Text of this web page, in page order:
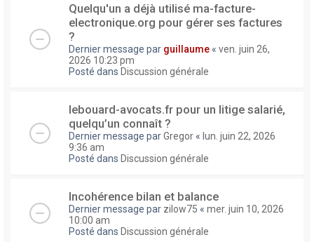
Quelqu'un a déjà utilisé ma-facture-
electronique.org pour gérer ses factures
?
Dernier message par guillaume « ven. juin 26,
2026 10:23 pm
Posté dans Discussion générale
lebouard-avocats.fr pour un litige salarié,
quelqu’un connaît ?
Dernier message parGregor « lun. juin 22, 2026
9:36 am
Posté dans Discussion générale
Incohérence bilan et balance
Dernier message par zilow75 « mer. juin 10, 2026
10:00 am
Posté dans Discussion générale